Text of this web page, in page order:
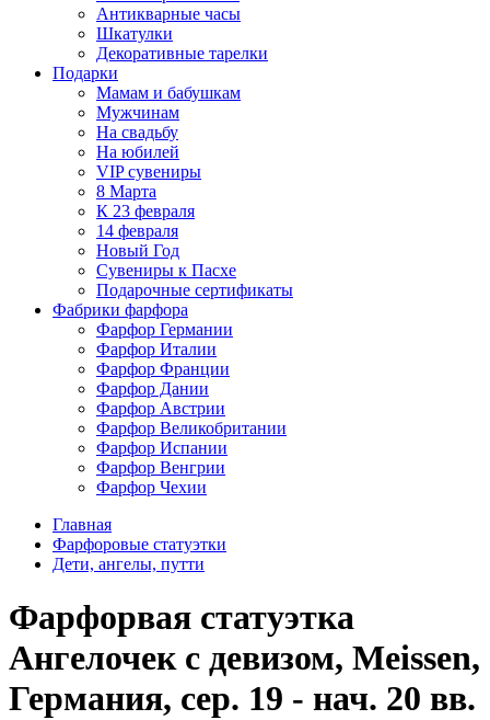
Антикварные часы
Шкатулки
Декоративные тарелки
Подарки
Мамам и бабушкам
Мужчинам
На свадьбу
На юбилей
VIP сувениры
8 Марта
К 23 февраля
14 февраля
Новый Год
Сувениры к Пасхе
Подарочные сертификаты
Фабрики фарфора
Фарфор Германии
Фарфор Италии
Фарфор Франции
Фарфор Дании
Фарфор Австрии
Фарфор Великобритании
Фарфор Испании
Фарфор Венгрии
Фарфор Чехии
Главная
Фарфоровые статуэтки
Дети, ангелы, путти
Фарфорвая статуэтка
Ангелочек с девизом, Meissen,
Германия, сер. 19 - нач. 20 вв.